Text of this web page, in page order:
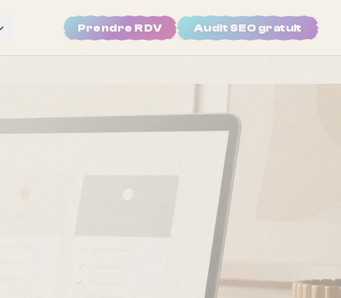
Prendre RDV Audit SEO gratuit